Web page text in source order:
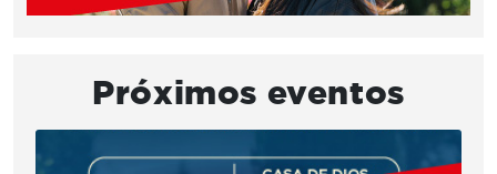
Próximos eventos